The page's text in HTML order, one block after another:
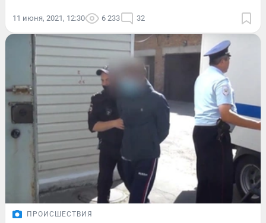
11 июня, 2021, 12:30 6 233 32
ПРОИСШЕСТВИЯ